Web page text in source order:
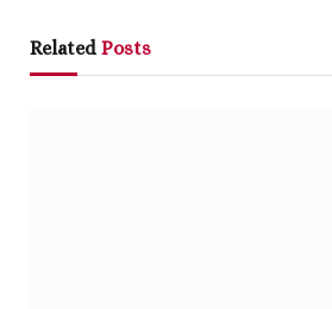
Related Posts